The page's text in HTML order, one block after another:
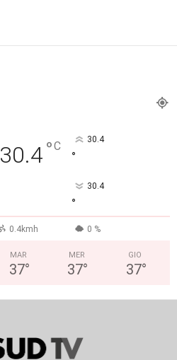
30.4°C 30.4
°
30.4
°
0.4kmh 0 %
MAR
37°
MER
37°
GIO
37°